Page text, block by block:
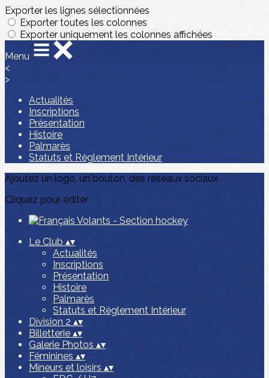
Exporter les lignes sélectionnées
Exporter toutes les colonnes
Exporter uniquement les colonnes affichées
Menu
<
>
Actualités
Inscriptions
Présentation
Histoire
Palmarès
Statuts et Règlement Intérieur
Ajoutez un logo, un bouton, des réseaux sociaux
Cliquez pour éditer
Le Club▴▾
Actualités
Inscriptions
Présentation
Histoire
Palmarès
Statuts et Règlement Intérieur
Division 2▴▾
Billetterie ▴▾
Galerie Photos ▴▾
Féminines▴▾
Mineurs et loisirs ▴▾